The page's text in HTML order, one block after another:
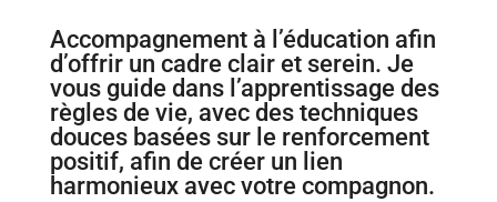
Accompagnement à l’éducation afin
d’offrir un cadre clair et serein. Je
vous guide dans l’apprentissage des
règles de vie, avec des techniques
douces basées sur le renforcement
positif, afin de créer un lien
harmonieux avec votre compagnon.